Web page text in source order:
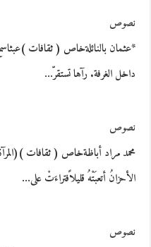
نصوص
*عثمان بالنائلةخاص ( ثقافات
داخل الغرفة. رآها تستقرّ…
نصوص
محمد مراد أباظةخاص ( ثقافات
الأحزانُ أتعبَتْهُ قليلاًفتراءَتْ على…
نصوص